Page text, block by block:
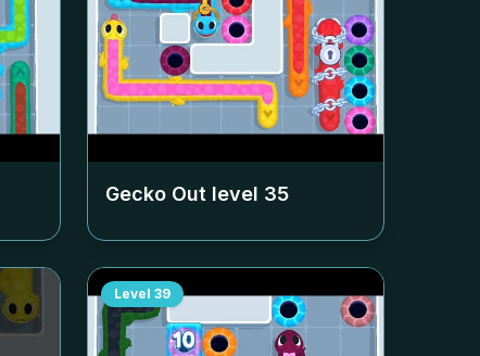
Gecko Out level 35
Level 39